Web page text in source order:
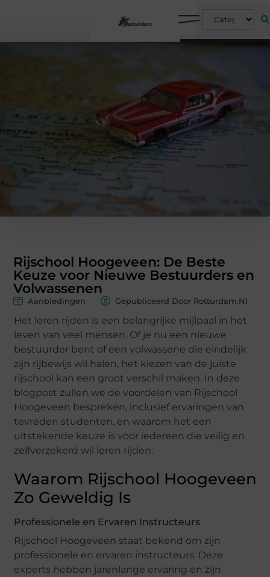
Rijschool Hoogeveen: De Beste
Keuze voor Nieuwe Bestuurders en
Volwassenen
Aanbiedingen Gepubliceerd Door Rotturdam.nl
Het leren rijden is een belangrijke mijlpaal in het
leven van veel mensen. Of je nu een nieuwe
bestuurder bent of een volwassene die eindelijk
zijn rijbewijs wil halen, het kiezen van de juiste
rijschool kan een groot verschil maken. In deze
blogpost zullen we de voordelen van Rijschool
Hoogeveen bespreken, inclusief ervaringen van
tevreden studenten, en waarom het een
uitstekende keuze is voor iedereen die veilig en
zelfverzekerd wil leren rijden.
Waarom Rijschool Hoogeveen
Zo Geweldig Is
Professionele en Ervaren Instructeurs
Rijschool Hoogeveen staat bekend om zijn
professionele en ervaren instructeurs. Deze
experts hebben jarenlange ervaring en zijn